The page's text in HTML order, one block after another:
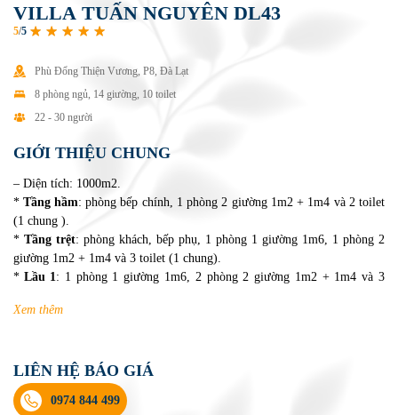
VILLA TUẤN NGUYÊN DL43
5/5
Phù Đổng Thiện Vương, P8, Đà Lạt
8 phòng ngủ, 14 giường, 10 toilet
22 - 30 người
GIỚI THIỆU CHUNG
– Diện tích: 1000m2.
* Tầng hầm: phòng bếp chính, 1 phòng 2 giường 1m2 + 1m4 và 2 toilet
(1 chung ).
* Tầng trệt: phòng khách, bếp phụ, 1 phòng 1 giường 1m6, 1 phòng 2
giường 1m2 + 1m4 và 3 toilet (1 chung).
* Lầu 1 : 1 phòng 1 giường 1m6, 2 phòng 2 giường 1m2 + 1m4 và 3
*Lầu 2: 1 phòng 2 giường 1m2, 1 phòng 2 giường 1m8 và 2 toiet riêng.
– Chỗ đậu xe: sân đậu được 3 xe từ 4 – 7 chỗ, trước nhà đậu được xe 45
chỗ.
– Sức chứa cơ bản: 22 người > 12 tuổi + 8 trẻ < 6 tuổi.
Xem thêm
LIÊN HỆ BÁO GIÁ
0974 844 499